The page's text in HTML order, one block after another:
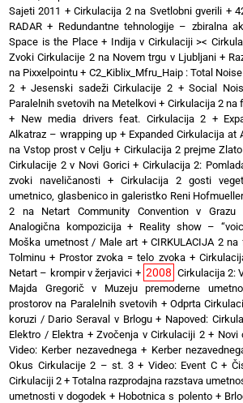
Sajeti 2011 +Cirkulacija 2 na Svetlobni gverili +
RADAR + Redundantne tehnologije – zbiralna
Space is the Place+ Indija v Cirkulaciji ><
Zvoki Cirkulacije 2 na Novem trgu v Ljubljani+
na Pixxelpointu + C2_Kiblix_Mfru_Haip : Total
2 +Jesenski sadeži Cirkulacije 2+Social
Paralelnih svetovih na Metelkovi+ Cirkulacija 2 na
+ New media drivers feat. Cirkulacija 2 +
Alkatraz – wrapping up + Expanded Cirkulacija at
na Vstop prost v Celju + Cirkulacija 2 prejme
Cirkulacije 2 v Novi Gorici+ Cirkulacija 2:
zvoki naveličanosti + Cirkulacija 2 gosti
umetnico, glasbenico in galeristko Reni
2 na Netart Community Convention v Grazu
Analogična kompozicija+ Reality show –
Moška umetnost / Male art +CIRKULACIJA 2
Tolminu + Prostor zvoka = telo zvoka+
Netart – krompir v žerjavici + 2008 Cirkulacija 2:
Majda Gregorič v Muzeju premoderne
prostorov na Paralelnih svetovih +Odprta
koruzi / Dario Seraval v Brlogu+ Napoved:
Elektro / Elektra +Zvočenja v Cirkulaciji 2+ Novi
Video: Kerber nezavednega+ Kerber
Okus Cirkulacije 2 – st. 3+ Video: Event C+
Cirkulaciji 2 + Totalna razprodajna razstava
umetnosti v dogodek + Hobotnica s polento+